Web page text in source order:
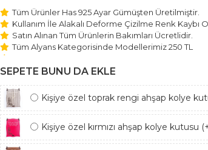
Tüm Ürünler Has 925 Ayar Gümüşten Üretilmiştir.
Kullanım İle Alakalı Deforme Çizilme Renk Kaybı
Satın Alınan Tüm Ürünlerin Bakımları Ücretlidir.
Tüm Alyans Kategorisinde Modellerimiz 250 TL
Beştaş Tektaş Kolye ve Bileklik Modellerimiz 150
Edilmektedir.
SEPETE BUNU DA EKLE
Kişiye özel toprak rengi ahşap kolye
Kişiye özel kırmızı ahşap kolye kutusu